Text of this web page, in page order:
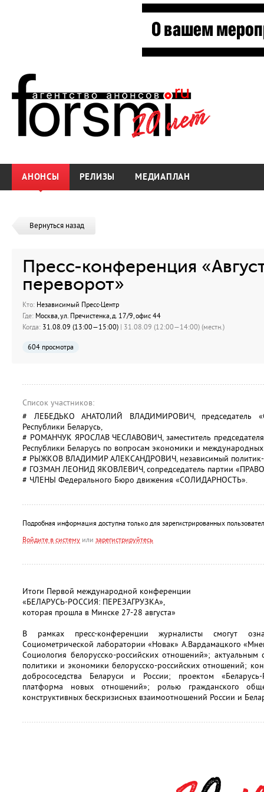
АНОНСЫ РЕЛИЗЫ МЕДИАПЛАН
Вернуться назад
Пресс-конференция
переворот»
Кто: Независимый Пресс-Центр
Где: Москва, ул. Пречистенка, д. 17/9, офис 44
Когда: 31.08.09 (13:00—15:00) | 31.08.09 (12:00—14:00) (местн.)
604 просмотра
Список участников:
# ЛЕБЕДЬКО АНАТОЛИЙ ВЛАДИМИРОВИЧ, председатель
Республики Беларусь,
# РОМАНЧУК ЯРОСЛАВ ЧЕСЛАВОВИЧ, заместитель
Республики Беларусь по вопросам экономики и
# РЫЖКОВ ВЛАДИМИР АЛЕКСАНДРОВИЧ, независимый политик-
# ГОЗМАН ЛЕОНИД ЯКОВЛЕВИЧ, сопредседатель партии
# ЧЛЕНЫ Федерального Бюро движения «СОЛИДАРНОСТЬ».
Подробная информация доступна только для зарегистрированных
Войдите в систему или зарегистрируйтесь
Итоги Первой международной конференции
«БЕЛАРУСЬ-РОССИЯ: ПЕРЕЗАГРУЗКА»,
которая прошла в Минске 27-28 августа»
В рамках пресс-конференции журналисты смогут
Социометрической лаборатории «Новак» А.Вардамацкого
Социология белорусско-российских отношений»; актуальным
политики и экономики белорусско-российских отношений;
добрососедства Беларуси и России; проектом «Беларусь-
платформа новых отношений»; ролью гражданского
конструктивных бескризисных взаимоотношений России и